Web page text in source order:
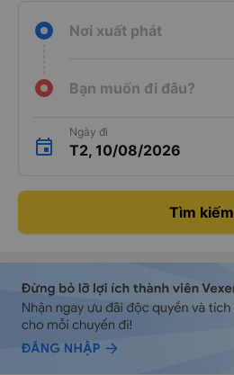
Nơi xuất phát
Bạn muốn đi đâu?
Ngày đi
T2, 10/08/2026
Tìm kiếm